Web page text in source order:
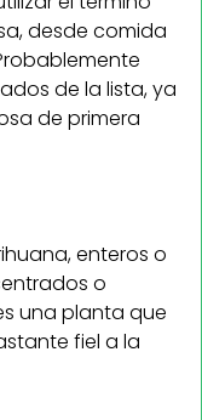
desde comida
de la lista, ya
de primera
enteros o
o
una planta que
fiel a la